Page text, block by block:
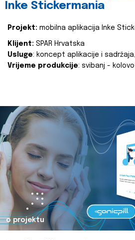
Inke Stickermania
Projekt: mobilna aplikacija Inke
Klijent: SPAR Hrvatska
Usluge: koncept aplikacije i
Vrijeme produkcije: svibanj -
o projektu